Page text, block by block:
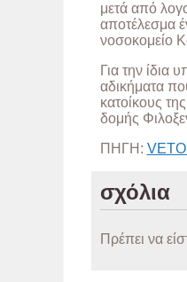
μετά από
αποτέλεσμα
νοσοκομείο
Για την ίδια
αδικήματα
κατοίκους
δομής
ΠΗΓΗ:
σχόλια
Πρέπει να